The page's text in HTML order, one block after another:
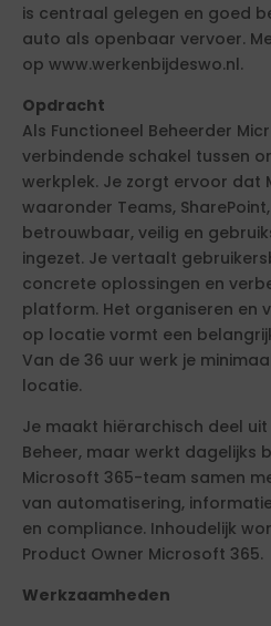
is centraal gelegen en goed
auto als openbaar vervoer.
op www.werkenbijdeswo.nl.
Opdracht
Als Functioneel Beheerder
verbindende schakel tussen
werkplek. Je zorgt ervoor dat
waaronder Teams,
betrouwbaar, veilig en
ingezet. Je vertaalt
concrete oplossingen en
platform. Het organiseren en
op locatie vormt een
Van de 36 uur werk je
locatie.
Je maakt hiërarchisch deel
Beheer, maar werkt dagelijks
Microsoft 365-team samen
van automatisering,
en compliance. Inhoudelijk
Product Owner Microsoft 365.
Werkzaamheden